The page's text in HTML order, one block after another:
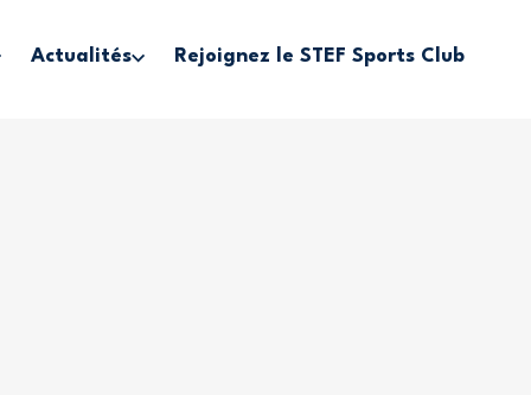
Actualités Rejoignez le STEF Sports Club